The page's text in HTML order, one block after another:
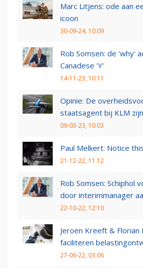
Marc Litjens: ode aan
icoon
30-09-24, 10:09
Rob Somsen: de 'why'
Canadese 'Y'
14-11-23, 10:11
Opinie: De
staatsagent bij KLM
09-03-23, 10:03
Paul Melkert: Notice this
21-12-22, 11:12
Rob Somsen: Schiphol
door interimmanager
22-10-22, 12:10
Jeroen Kreeft & Florian
faciliteren
27-06-22, 03:06